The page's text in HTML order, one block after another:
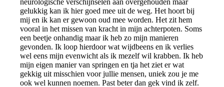
neurologische verschijnselen aan overgehouden maar
gelukkig kan ik hier goed mee uit de weg. Het hoort bij
mij en ik kan er gewoon oud mee worden. Het zit hem
vooral in het missen van kracht in mijn achterpoten. Soms
een beetje onhandig maar ik heb zo mijn manieren
gevonden. Ik loop hierdoor wat wijdbeens en ik verlies
wel eens mijn evenwicht als ik mezelf wil krabben. Ik heb
mijn eigen manier van springen en tja het ziet er wat
gekkig uit misschien voor jullie mensen, uniek zou je me
ook wel kunnen noemen. Past beter dan gek vind ik zelf.